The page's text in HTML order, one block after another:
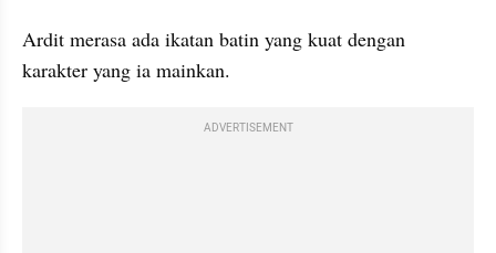
Ardit merasa ada ikatan batin yang kuat dengan
karakter yang ia mainkan.
ADVERTISEMENT